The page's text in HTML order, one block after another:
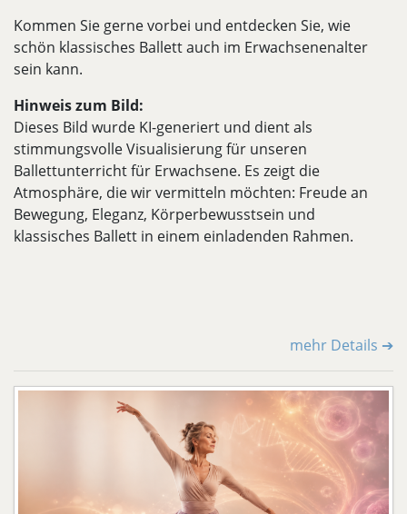
Kommen Sie gerne vorbei und entdecken Sie, wie
schön klassisches Ballett auch im Erwachsenenalter
sein kann.
Hinweis zum Bild:
Dieses Bild wurde KI-generiert und dient als
stimmungsvolle Visualisierung für unseren
Ballettunterricht für Erwachsene. Es zeigt die
Atmosphäre, die wir vermitteln möchten: Freude an
Bewegung, Eleganz, Körperbewusstsein und
klassisches Ballett in einem einladenden Rahmen.
mehr Details ➔